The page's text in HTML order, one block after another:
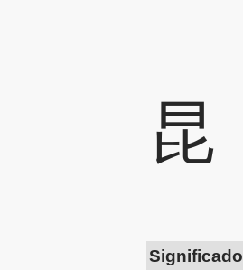
昆
Significado